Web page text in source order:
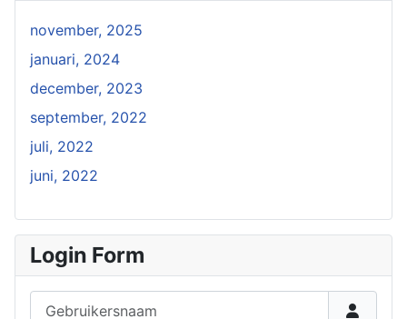
november, 2025
januari, 2024
december, 2023
september, 2022
juli, 2022
juni, 2022
Login Form